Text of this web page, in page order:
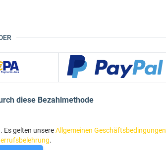
diese Bezahlmethode
Es gelten unsereAllgemeinen Geschäftsbedingungen
.